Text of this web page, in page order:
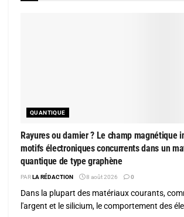
QUANTIQUE
Rayures ou damier ? Le champ magnétique
motifs électroniques concurrents dans un
quantique de type graphène
PAR LA RÉDACTION 8 août 2026 0
Dans la plupart des matériaux courants,
l'argent et le silicium, le comportement des